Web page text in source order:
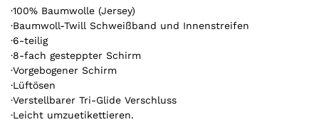
r
t
i
k
e
l
.
Y
·100% Baumwolle (Jersey)
·Baumwoll-Twill Schweißband und Innenstreifen
·6-teilig
·8-fach gesteppter Schirm
·Vorgebogener Schirm
·Lüftösen
·Verstellbarer Tri-Glide Verschluss
·Leicht umzuetikettieren.